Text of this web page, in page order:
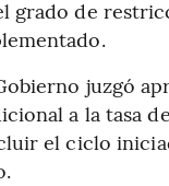
grado de
juzgó
a la tasa
el ciclo